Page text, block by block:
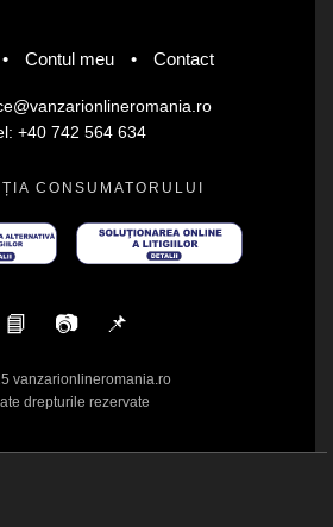
• Contul meu • Contact
+40 742 564 634
CONSUMATORULUI
📘 📷 📌
vanzarionlineromania.ro
drepturile rezervate